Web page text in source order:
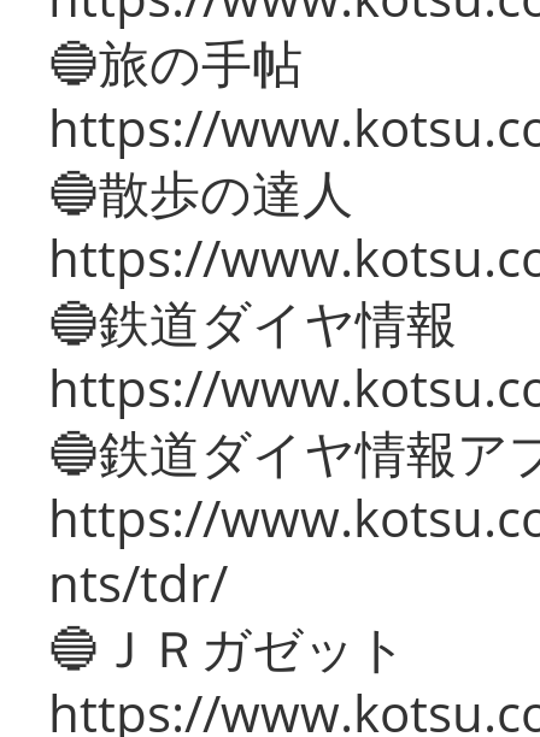
🔵旅の手帖
https://
🔵散歩の達人
https://
🔵鉄道ダイヤ情報
https://
🔵鉄道ダイヤ情報ア
https://
nts/tdr/
🔵ＪＲガゼット
https://